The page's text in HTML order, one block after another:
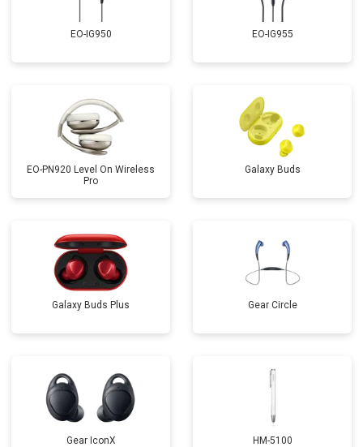
EO-IG950 EO-IG955
EO-PN920 Level On Wireless
Pro
Galaxy Buds
Galaxy Buds Plus Gear Circle
Gear IconX HM-5100